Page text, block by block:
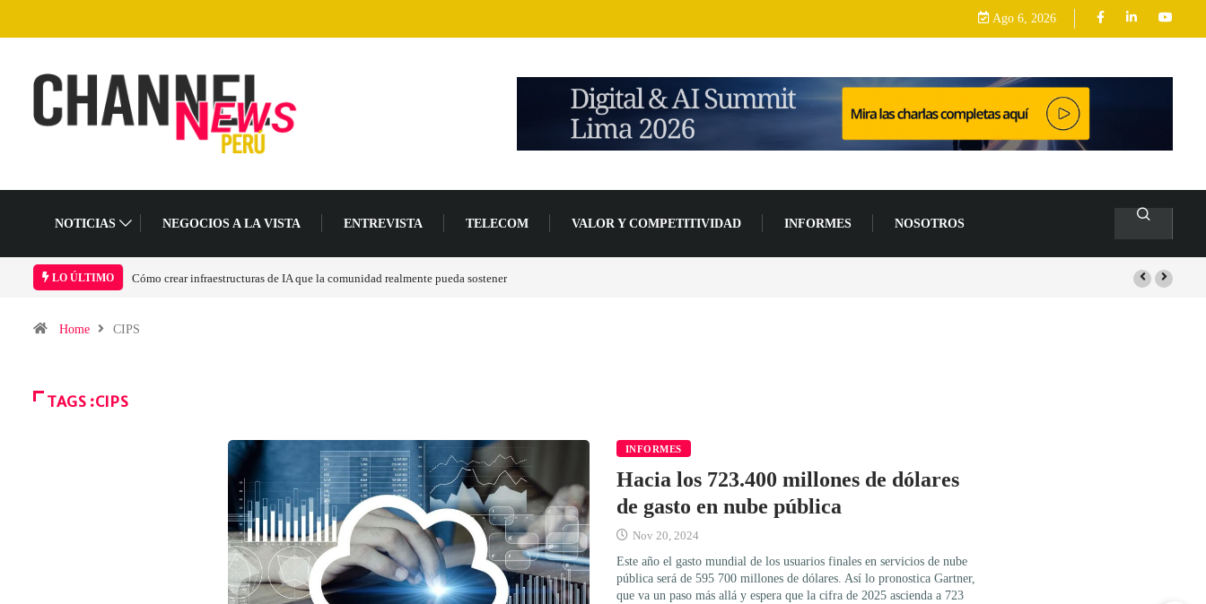
Ago 6, 2026
NOTICIAS NEGOCIOS A LA VISTA ENTREVISTA TELECOM VALOR Y COMPETITIVIDAD INFORMES NOSOTROS
LO ÚLTIMO Cómo crear infraestructuras de IA que la comunidad realmente pueda sostener
Home CIPS
TAGS :CIPS
INFORMES
Hacia los 723.400 millones de dólares
de gasto en nube pública
Nov 20, 2024
Este año el gasto mundial de los usuarios finales en servicios de nube
pública será de 595 700 millones de dólares. Así lo pronostica Gartner,
que va un paso más allá y espera que la cifra de 2025 ascienda a 723